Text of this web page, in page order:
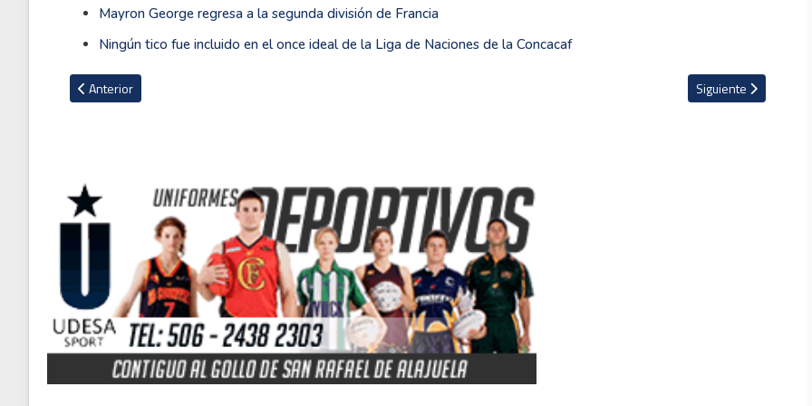
Mayron George regresa a la segunda división de Francia
Ningún tico fue incluido en el once ideal de la Liga de Naciones de la Concacaf
Artículo anterior: Paul Pogba: ''Quiero demostrar que el Manchester United se equivoca''
Anterior Artículo siguiente:
Siguiente